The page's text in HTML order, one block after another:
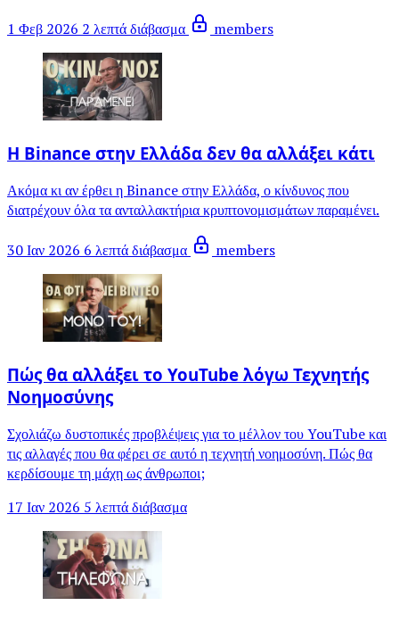
1 Φεβ 2026 2 λεπτά διάβασμα members
Η Binance στην Ελλάδα δεν θα αλλάξει κάτι
Ακόμα κι αν έρθει η Binance στην Ελλάδα, ο κίνδυνος που
διατρέχουν όλα τα ανταλλακτήρια κρυπτονομισμάτων παραμένει.
30 Ιαν 2026 6 λεπτά διάβασμα members
Πώς θα αλλάξει το YouTube λόγω Τεχνητής
Νοημοσύνης
Σχολιάζω δυστοπικές προβλέψεις για το μέλλον του YouTube και
τις αλλαγές που θα φέρει σε αυτό η τεχνητή νοημοσύνη. Πώς θα
κερδίσουμε τη μάχη ως άνθρωποι;
17 Ιαν 2026 5 λεπτά διάβασμα